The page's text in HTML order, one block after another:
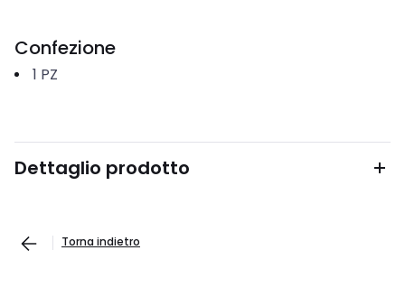
Confezione
1 PZ
Dettaglio prodotto
Torna indietro